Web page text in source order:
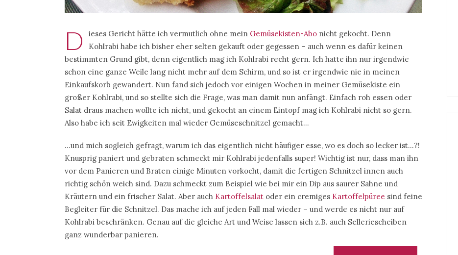
D ieses Gericht hätte ich vermutlich ohne mein Gemüsekisten-Abo nicht gekocht. Denn
Kohlrabi habe ich bisher eher selten gekauft oder gegessen – auch wenn es dafür keinen
bestimmten Grund gibt, denn eigentlich mag ich Kohlrabi recht gern. Ich hatte ihn nur irgendwie
schon eine ganze Weile lang nicht mehr auf dem Schirm, und so ist er irgendwie nie in meinen
Einkaufskorb gewandert. Nun fand sich jedoch vor einigen Wochen in meiner Gemüsekiste ein
großer Kohlrabi, und so stellte sich die Frage, was man damit nun anfängt. Einfach roh essen oder
Salat draus machen wollte ich nicht, und gekocht an einem Eintopf mag ich Kohlrabi nicht so gern.
Also habe ich seit Ewigkeiten mal wieder Gemüseschnitzel gemacht…
…und mich sogleich gefragt, warum ich das eigentlich nicht häufiger esse, wo es doch so lecker ist…?!
Knusprig paniert und gebraten schmeckt mir Kohlrabi jedenfalls super! Wichtig ist nur, dass man ihn
vor dem Panieren und Braten einige Minuten vorkocht, damit die fertigen Schnitzel innen auch
richtig schön weich sind. Dazu schmeckt zum Beispiel wie bei mir ein Dip aus saurer Sahne und
Kräutern und ein frischer Salat. Aber auch Kartoffelsalat oder ein cremiges Kartoffelpüree sind feine
Begleiter für die Schnitzel. Das mache ich auf jeden Fall mal wieder – und werde es nicht nur auf
Kohlrabi beschränken. Genau auf die gleiche Art und Weise lassen sich z.B. auch Selleriescheiben
ganz wunderbar panieren.